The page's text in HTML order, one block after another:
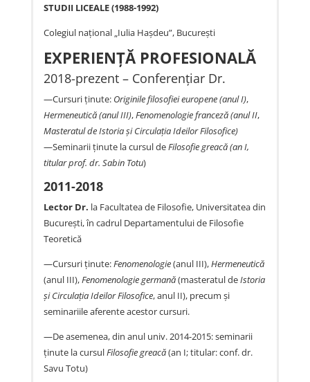
STUDII LICEALE (1988-1992)
Colegiul naţional „Iulia Haşdeu”, Bucureşti
EXPERIENŢĂ PROFESIONALĂ
2018-prezent – Conferențiar Dr.
—Cursuri ținute: Originile filosofiei europene (anul I),
Hermeneutică (anul III),Fenomenologie franceză (anul II,
Masteratul de Istoria și Circulația Ideilor Filosofice)
—Seminarii ținute la cursul deFilosofie greacă (an I,
titular prof. dr. Sabin Totu)
2011-2018
Lector Dr. la Facultatea de Filosofie, Universitatea din
Bucureşti, în cadrul Departamentului de Filosofie
Teoretică
—Cursuri ţinute:Fenomenologie(anul III),Hermeneutică
(anul III),Fenomenologie germană(masteratul deIstoria
şi Circulaţia Ideilor Filosofice, anul II), precum şi
seminariile aferente acestor cursuri.
—De asemenea, din anul univ. 2014-2015: seminarii
ţinute la cursulFilosofie greacă(an I; titular: conf. dr.
Savu Totu)